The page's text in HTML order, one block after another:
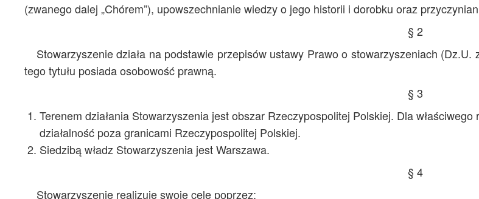
(zwanego dalej „Chórem”), upowszechnianie wiedzy o jego historii i dorobku oraz
§ 2
Stowarzyszenie działa na podstawie przepisów ustawy Prawo o stowarzyszeniach
tego tytułu posiada osobowość prawną.
§ 3
Terenem działania Stowarzyszenia jest obszar Rzeczypospolitej Polskiej. Dla
działalność poza granicami Rzeczypospolitej Polskiej.
Siedzibą władz Stowarzyszenia jest Warszawa.
§ 4
Stowarzyszenie realizuje swoje cele poprzez: